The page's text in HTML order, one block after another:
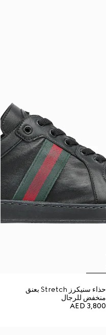
حذاء سنيكرز Stretch بعنق
منخفض للرجال
AED 3,800